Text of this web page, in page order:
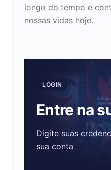
longo do tempo e
nossas vidas hoje.
LOGIN
Entre na
Digite suas
sua conta